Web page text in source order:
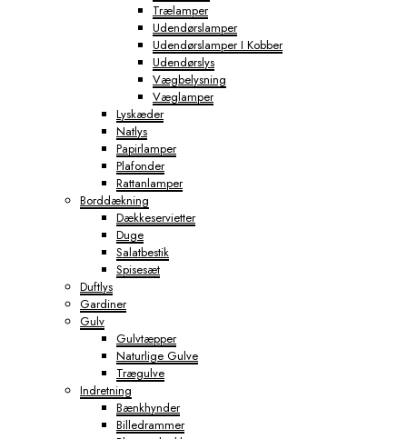
Trælamper
Udendørslamper
Udendørslamper I Kobber
Udendørslys
Vægbelysning
Væglamper
Lyskæder
Natlys
Papirlamper
Plafonder
Rattanlamper
Borddækning
Dækkeservietter
Duge
Salatbestik
Spisesæt
Duftlys
Gardiner
Gulv
Gulvtæpper
Naturlige Gulve
Trægulve
Indretning
Bænkhynder
Billedrammer